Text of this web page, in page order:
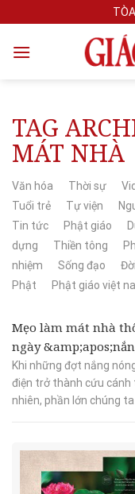
to
content
TAG
MÁT NHÀ
Văn hóa Thời sự
Tuổi trẻ
Tự viện
Tin tức
Phật giáo
dựng
Thiền tông
nhiệm
Sống đạo
Phật
Phật giáo việt
Mẹo làm mát nhà
ngày
Khi những đợt nắng
điện trở thành cứu
nhiên, phần lớn chúng